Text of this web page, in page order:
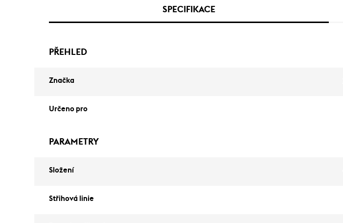
SPECIFIKACE
PŘEHLED
Značka
Určeno pro
PARAMETRY
Složení
Střihová linie